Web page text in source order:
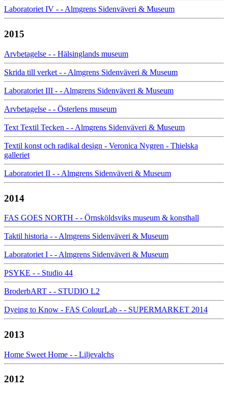
Laboratoriet IV - - Almgrens Sidenväveri & Museum
2015
Arvbetagelse - - Hälsinglands museum
Skrida till verket - - Almgrens Sidenväveri & Museum
Laboratoriet III - - Almgrens Sidenväveri & Museum
Arvbetagelse - - Österlens museum
Text Textil Tecken - - Almgrens Sidenväveri & Museum
Textil konst och radikal design - Veronica Nygren - Thielska
galleriet
Laboratoriet II - - Almgrens Sidenväveri & Museum
2014
FAS GOES NORTH - - Örnsköldsviks museum & konsthall
Taktil historia - - Almgrens Sidenväveri & Museum
Laboratoriet I - - Almgrens Sidenväveri & Museum
PSYKE - - Studio 44
BroderbART - - STUDIO L2
Dyeing to Know - FAS ColourLab - - SUPERMARKET 2014
2013
Home Sweet Home - - Liljevalchs
2012